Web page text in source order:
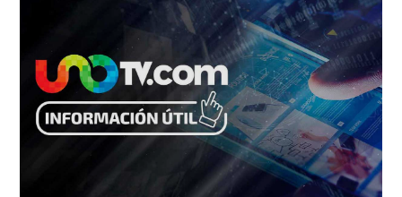
en
Cuautitlán
Esto
es
lo
que
se
sabe